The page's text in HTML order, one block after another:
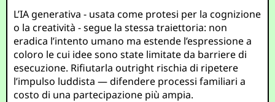
L’IA generativa - usata come protesi per la cognizione
o la creatività - segue la stessa traiettoria: non
eradica l’intento umano ma estende l’espressione a
coloro le cui idee sono state limitate da barriere di
esecuzione. Rifiutarla outright rischia di ripetere
l’impulso luddista — difendere processi familiari a
costo di una partecipazione più ampia.